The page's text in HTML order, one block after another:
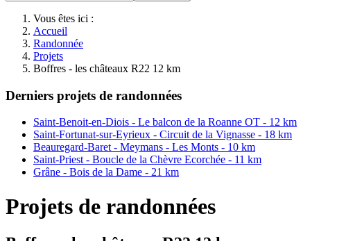
Vous êtes ici :
Accueil
Randonnée
Projets
Boffres - les châteaux R22 12 km
Derniers projets de randonnées
Saint-Benoit-en-Diois - Le balcon de la Roanne OT - 12 km
Saint-Fortunat-sur-Eyrieux - Circuit de la Vignasse - 18 km
Beauregard-Baret - Meymans - Les Monts - 10 km
Saint-Priest - Boucle de la Chèvre Ecorchée - 11 km
Grâne - Bois de la Dame - 21 km
Projets de randonnées